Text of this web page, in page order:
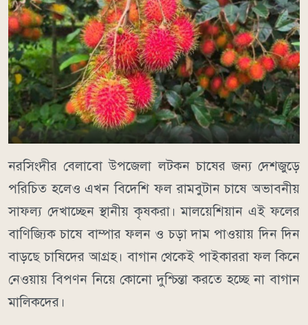
নরসিংদীর বেলাবো উপজেলা লটকন চাষের জন্য দেশজুড়ে
পরিচিত হলেও এখন বিদেশি ফল রামবুটান চাষে অভাবনীয়
সাফল্য দেখাচ্ছেন স্থানীয় কৃষকরা। মালয়েশিয়ান এই ফলের
বাণিজ্যিক চাষে বাম্পার ফলন ও চড়া দাম পাওয়ায় দিন দিন
বাড়ছে চাষিদের আগ্রহ। বাগান থেকেই পাইকাররা ফল কিনে
নেওয়ায় বিপণন নিয়ে কোনো দুশ্চিন্তা করতে হচ্ছে না বাগান
মালিকদের।